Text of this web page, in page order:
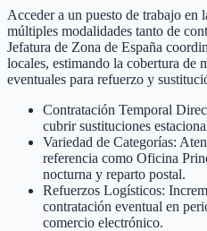
Acceder a un puesto de trabajo en
múltiples modalidades tanto de
Jefatura de Zona de España
locales, estimando la cobertura de
eventuales para refuerzo y
Contratación Temporal
cubrir sustituciones
Variedad de Categorías:
referencia como Oficina
nocturna y reparto postal.
Refuerzos Logísticos:
contratación eventual en
comercio electrónico.